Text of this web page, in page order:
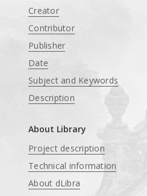
Creator
Contributor
Publisher
Date
Subject and Keywords
Description
About Library
Project description
Technical information
About dLibra